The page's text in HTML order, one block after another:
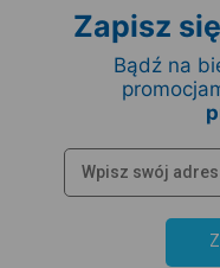
Zapisz
Bądź na